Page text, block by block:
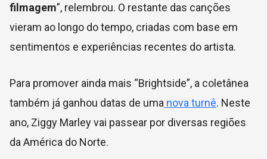
filmagem”, relembrou. O restante das canções
vieram ao longo do tempo, criadas com base em
sentimentos e experiências recentes do artista.
Para promover ainda mais “Brightside”, a coletânea
também já ganhou datas de uma nova turnê. Neste
ano, Ziggy Marley vai passear por diversas regiões
da América do Norte.